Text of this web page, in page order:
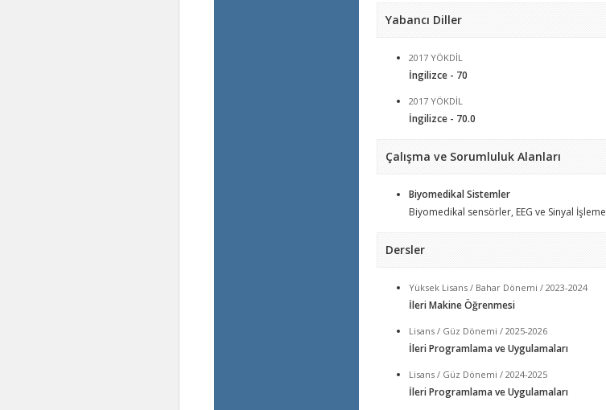
Yabancı Diller
2017 YÖKDİL
İngilizce - 70
2017 YÖKDİL
İngilizce - 70.0
Çalışma ve Sorumluluk Alanları
Biyomedikal Sistemler
Biyomedikal sensörler, EEG ve Sinyal İşleme
Dersler
Yüksek Lisans / Bahar Dönemi / 2023-2024
İleri Makine Öğrenmesi
Lisans / Güz Dönemi / 2025-2026
İleri Programlama ve Uygulamaları
Lisans / Güz Dönemi / 2024-2025
İleri Programlama ve Uygulamaları